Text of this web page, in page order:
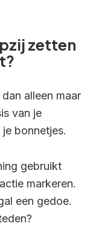
zetten
alleen maar
van je
bonnetjes.
gebruikt
markeren.
een gedoe.